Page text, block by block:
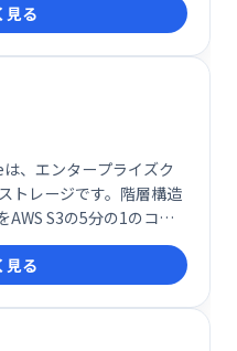
けにカスタマイズ性の
率的なマイニングを実現
見る
、エンタープライズク
トレージです。階層構造
AWS S3の5分の1のコス
セスと高い信頼性を備
ィザスタリカバリ、ア
ジネスの成長を支援す
優れたクラウドストレー
検討ください。
見る